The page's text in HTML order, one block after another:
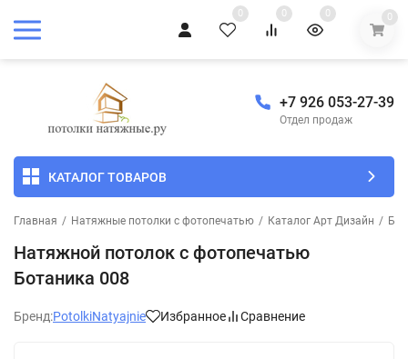
0 0 0 0
+7 926 053-27-39
Отдел продаж
КАТАЛОГ ТОВАРОВ
Главная / Натяжные потолки с фотопечатью / Каталог Арт Дизайн /
Натяжной потолок с фотопечатью
Ботаника 008
Бренд:PotolkiNatyajnie Избранное Сравнение